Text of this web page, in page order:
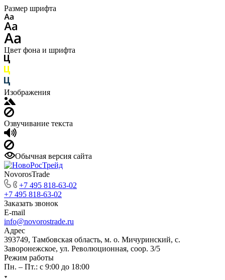
Размер шрифта
Цвет фона и шрифта
Изображения
Озвучивание текста
Обычная версия сайта
NovorosTrade
+7 495 818-63-02
+7 495 818-63-02
Заказать звонок
E-mail
info@novorostrade.ru
Адрес
393749, Тамбовская область, м. о. Мичуринский, с.
Заворонежское, ул. Революционная, соор. 3/5
Режим работы
Пн. – Пт.: с 9:00 до 18:00